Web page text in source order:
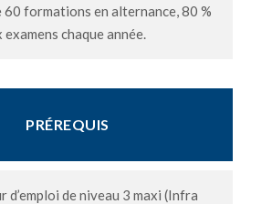
60 formations en alternance, 80 %
chaque année.
PRÉREQUIS
d’emploi de niveau 3 maxi (Infra